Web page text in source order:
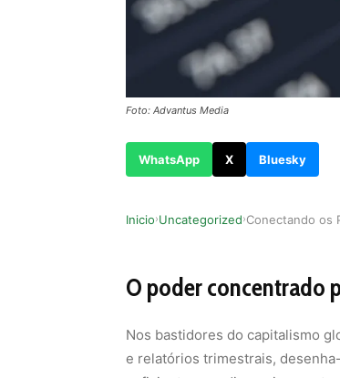
Foto: Advantus Media
WhatsApp X Bluesky
Inicio›Uncategorized›
O poder concentrado
Nos bastidores do capitalismo
e relatórios trimestrais,